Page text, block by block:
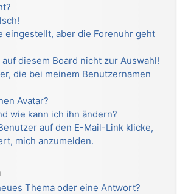
eingestellt, aber die Forenuhr geht
diesem Board nicht zur Auswahl!
die bei meinem Benutzernamen
Avatar?
wie kann ich ihn ändern?
auf den E-Mail-Link klicke,
mich anzumelden.
Thema oder eine Antwort?